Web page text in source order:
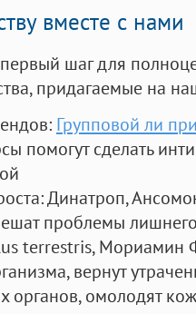
вместе с нами
шаг для
придагаемые на
Групповой ли
помогут сделать
: Динатроп,
проблемы
terrestris, Мориамин
вернут
органов, омолодят